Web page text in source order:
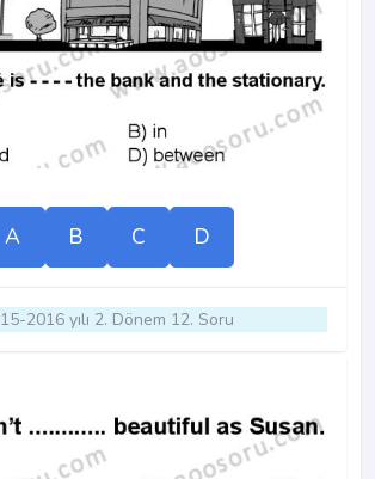
A B C D
2016 yılı 2. Dönem 12. Soru